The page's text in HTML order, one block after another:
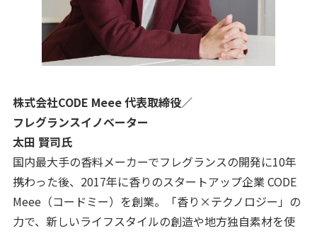
株式会社CODE Meee 代表取締役／
フレグランスイノベーター
太田 賢司氏
国内最大手の香料メーカーでフレグランスの開発に10年
携わった後、2017年に香りのスタートアップ企業 CODE
Meee（コードミー）を創業。「香り×テクノロジー」の
力で、新しいライフスタイルの創造や地方独自素材を使